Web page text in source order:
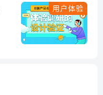
用户体验